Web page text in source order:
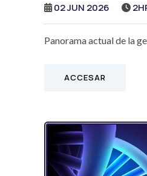
02 JUN 2026
Panorama actual de la
ACCESAR